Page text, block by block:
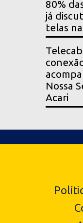
80%
já
telas
Nossa
Acari